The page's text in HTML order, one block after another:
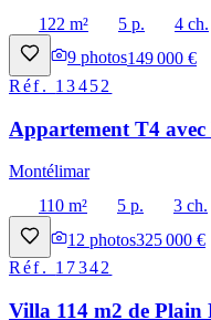
122 m²
5 p. 4 ch.
9 photos149 000 €
Réf. 13452
Appartement T4
Montélimar
110 m²
5 p.
3 ch.
12 photos325 000 €
Réf. 17342
Villa 114 m2 de Plain